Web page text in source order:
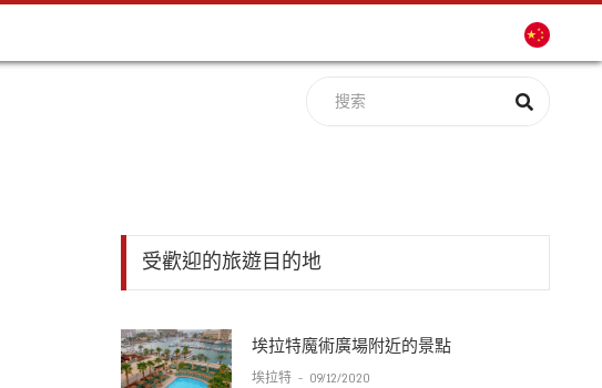
受歡迎的旅遊目的地
埃拉特魔術廣場附近的景點
埃拉特 - 09/12/2020